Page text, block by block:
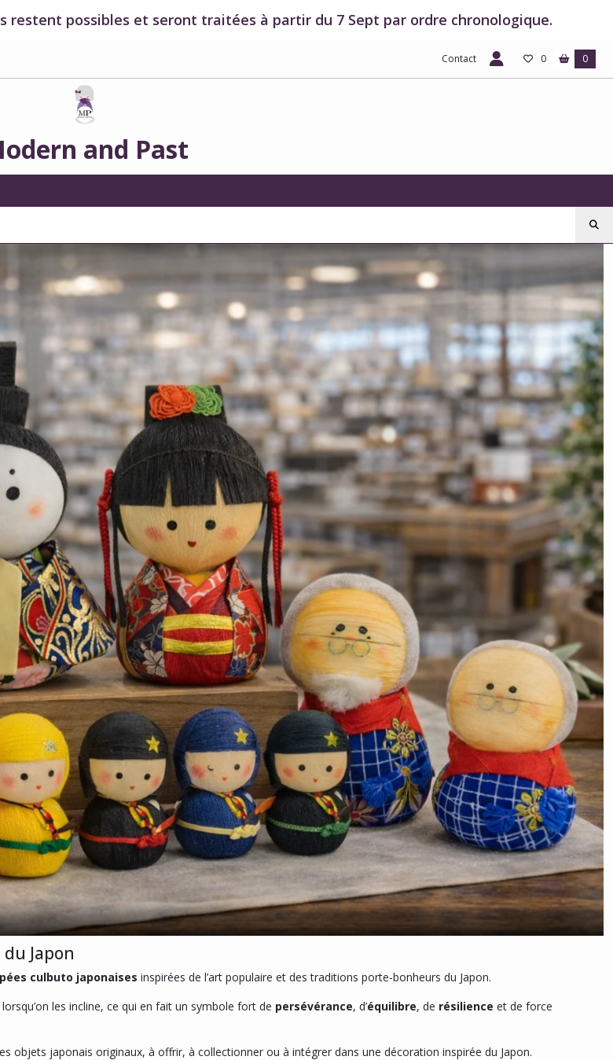
restent possibles et seront traitées à partir du 7 Sept par ordre chronologique.
Contact 0 0
and Past
Japon
culbuto japonaises inspirées de l’art populaire et des traditions porte-bonheurs du Japon.
les incline, ce qui en fait un symbole fort de persévérance, d’équilibre, de résilience et de force
japonais originaux, à offrir, à collectionner ou à intégrer dans une décoration inspirée du Japon.